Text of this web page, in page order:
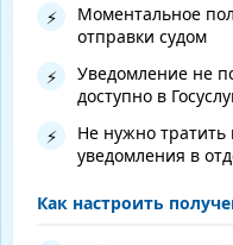
⚡
Моментальное
отправки судом
⚡
Уведомление не
доступно в
⚡
Не нужно
уведомления в
Как настроить